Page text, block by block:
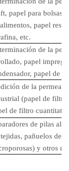
papel para bolsas
papel
etc.
de la
papel
papel de
de la
(papel de
de filtro
de pilas
pañuelos de
y otros